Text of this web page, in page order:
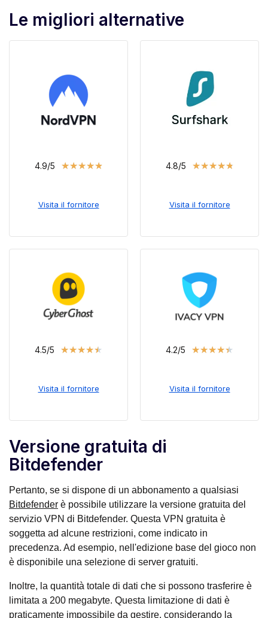
Le migliori alternative
4.9/5 ★★★★★
Visita il fornitore
4.8/5 ★★★★★
Visita il fornitore
4.5/5 ★★★★★
Visita il fornitore
4.2/5 ★★★★★
Visita il fornitore
Versione gratuita di
Bitdefender
Pertanto, se si dispone di un abbonamento a qualsiasi
Bitdefender è possibile utilizzare la versione gratuita del
servizio VPN di Bitdefender. Questa VPN gratuita è
soggetta ad alcune restrizioni, come indicato in
precedenza. Ad esempio, nell'edizione base del gioco non
è disponibile una selezione di server gratuiti.
Inoltre, la quantità totale di dati che si possono trasferire è
limitata a 200 megabyte. Questa limitazione di dati è
praticamente impossibile da gestire, considerando la